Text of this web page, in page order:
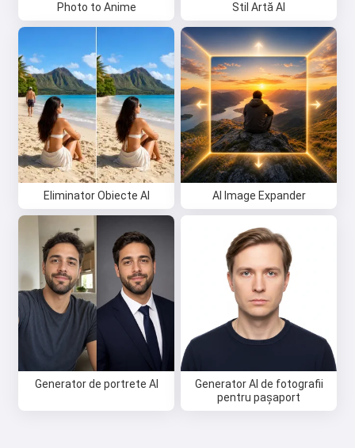
Photo to Anime Stil Artă AI
Eliminator Obiecte AI AI Image Expander
Generator de portrete AI
Generator AI de fotografii
pentru pașaport